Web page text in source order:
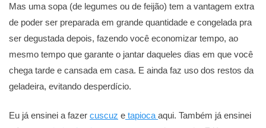
Mas uma sopa (de legumes ou de feijão) tem a vantagem extra
de poder ser preparada em grande quantidade e congelada pra
ser degustada depois, fazendo você economizar tempo, ao
mesmo tempo que garante o jantar daqueles dias em que você
chega tarde e cansada em casa. E ainda faz uso dos restos da
geladeira, evitando desperdício.
Eu já ensinei a fazer cuscuz e tapioca aqui. Também já ensinei